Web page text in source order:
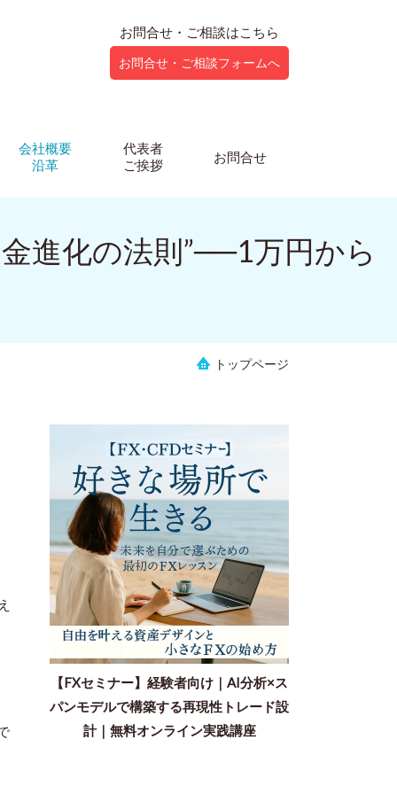
お問合せ・ご相談はこちら
お問合せ・ご相談フォームへ
会社概要
沿革
代表者
ご挨拶
お問合せ
進化の法則”──1万円から
トップページ
【FXセミナー】経験者向け｜AI分析×ス
パンモデルで構築する再現性トレード設
計｜無料オンライン実践講座